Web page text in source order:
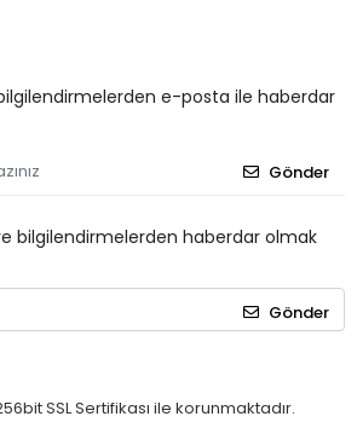
e-posta ile haberdar
Gönder
bilgilendirmelerden haberdar olmak
Gönder
SSL Sertifikası ile korunmaktadır.